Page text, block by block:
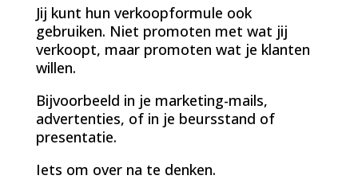
Jij kunt hun verkoopformule ook
gebruiken. Niet promoten met wat jij
verkoopt, maar promoten wat je klanten
willen.
Bijvoorbeeld in je marketing-mails,
advertenties, of in je beursstand of
presentatie.
Iets om over na te denken.